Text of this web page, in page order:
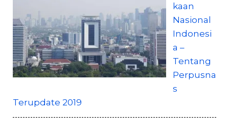
kaan
Nasional
Indonesi
a –
Tentang
Perpusna
s
Terupdate 2019